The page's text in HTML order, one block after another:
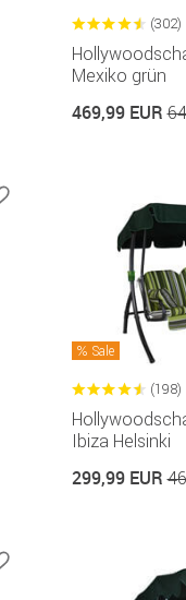
(302)
Mexiko grün
469,99 EUR
Sale
(198)
Ibiza Helsinki
299,99 EUR